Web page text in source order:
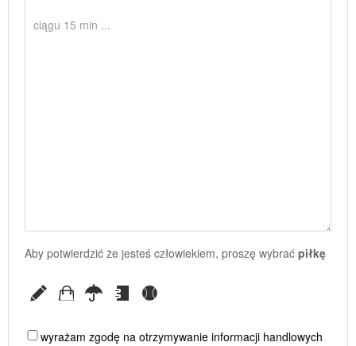
Aby potwierdzić że jesteś człowiekiem, proszę wybrać piłkę
wyrażam zgodę na otrzymywanie informacji handlowych